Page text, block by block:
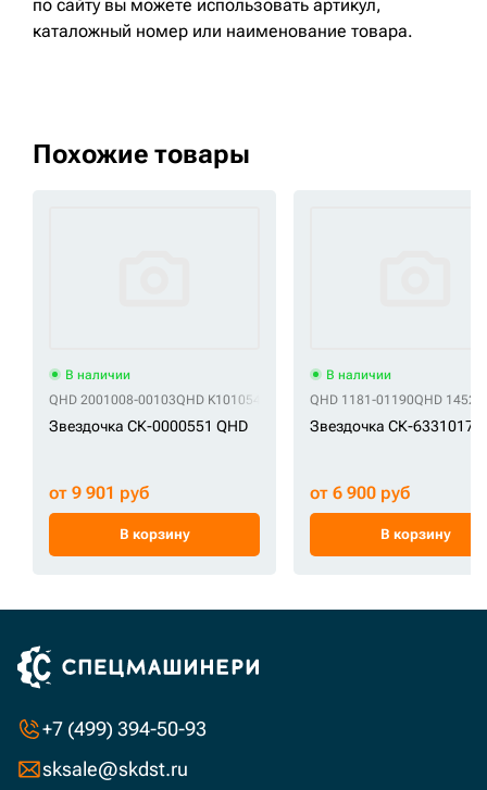
по сайту вы можете использовать артикул,
каталожный номер или наименование товара.
Похожие товары
В наличии
QHD 2001008-00103QHD K1010542 QHD VK1010542V
Звездочка СК-0000551 QHD
от 9 901 руб
В корзину
В наличии
QHD 1181-01190QHD
Звездочка СК-6331017
от 6 900 руб
В корзину
+7 (499) 394-50-93
sksale@skdst.ru